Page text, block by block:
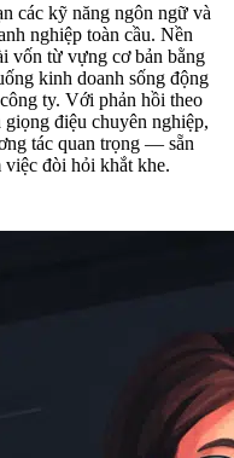
các kỹ năng ngôn ngữ và
nghiệp toàn cầu. Nền
vốn từ vựng cơ bản bằng
kinh doanh sống động
ty. Với phản hồi theo
điệu chuyên nghiệp,
tác quan trọng — sẵn
đòi hỏi khắt khe.